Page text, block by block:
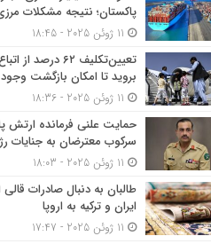
پاکستان؛ نتیجه مشکلات
تعیین‌تکلیف ۶۲
بروید تا امکان بازگشت
حمایت علنی فرمانده ارتش
سرکوب معترضان به جنایات
طالبان به دنبال صادرات
ایران و ترکیه به اروپا